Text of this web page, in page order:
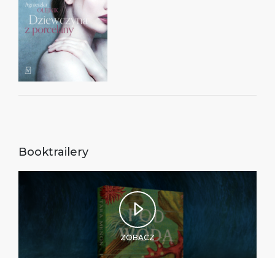
Booktrailery
ZOBACZ